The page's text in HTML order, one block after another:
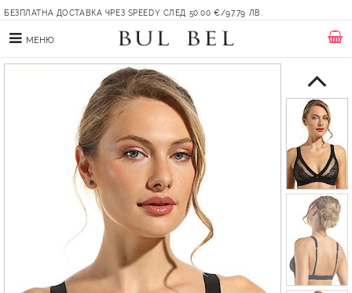
БЕЗПЛАТНА ДОСТАВКА ЧРЕЗ SPEEDY СЛЕД 50.00 €/97.79 ЛВ.
МЕНЮ